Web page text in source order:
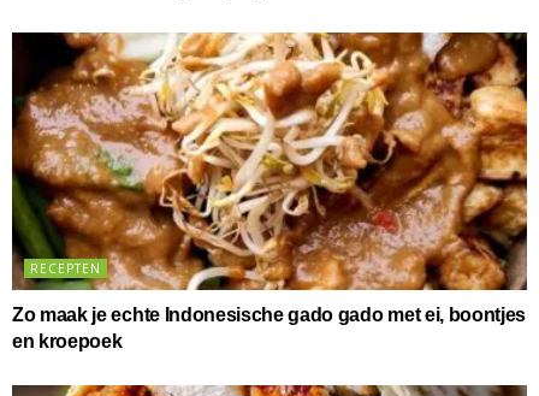
RECEPTEN
Zo maak je echte Indonesische gado gado met ei, boontjes
en kroepoek